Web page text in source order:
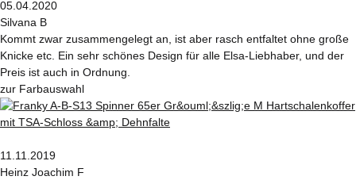
05.04.2020
Silvana B
Kommt zwar zusammengelegt an, ist aber rasch entfaltet ohne große
Knicke etc. Ein sehr schönes Design für alle Elsa-Liebhaber, und der
Preis ist auch in Ordnung.
zur Farbauswahl
11.11.2019
Heinz Joachim F